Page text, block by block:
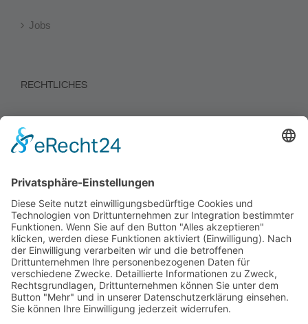
Jobs
RECHTLICHES
PRIVATSPHÄRE-EINSTELLUNGEN
Cookie-Einstellungen